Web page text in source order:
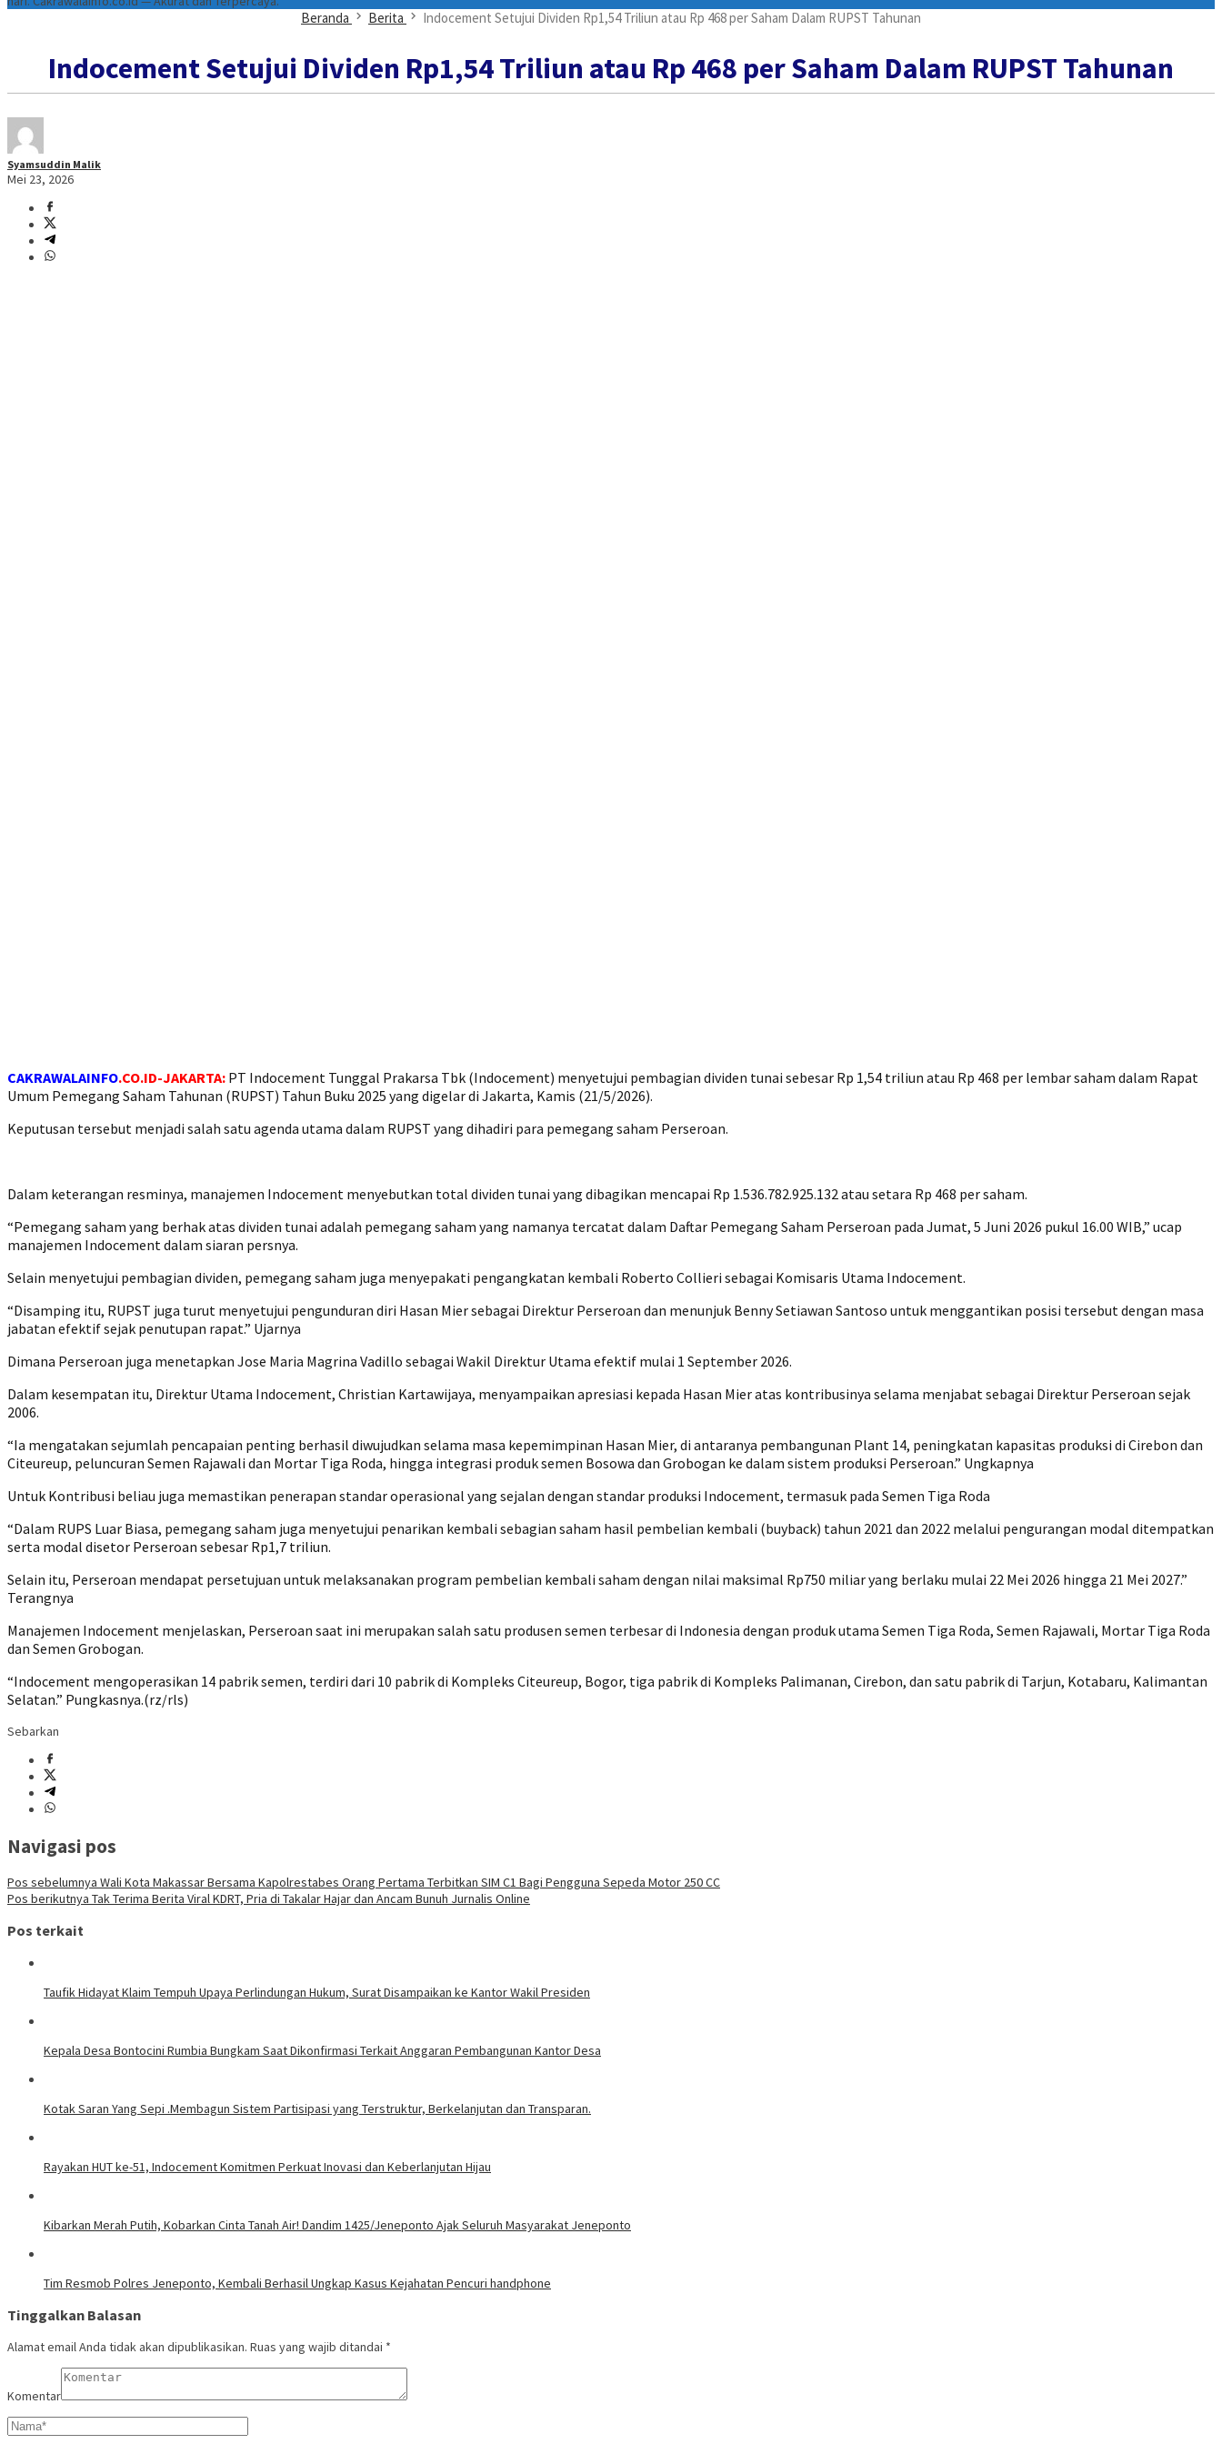
Beranda Berita Indocement Setujui Dividen Rp1,54 Triliun atau Rp 468 per Saham Dalam RUPST Tahunan
Indocement Setujui Dividen Rp1,54 Triliun atau Rp 468 per Saham Dalam RUPST Tahunan
Syamsuddin Malik
Mei 23, 2026
CAKRAWALAINFO.CO.ID-JAKARTA: PT Indocement Tunggal Prakarsa Tbk (Indocement) menyetujui pembagian dividen tunai sebesar Rp 1,54 triliun atau Rp 468 per lembar saham dalam Rapat
Umum Pemegang Saham Tahunan (RUPST) Tahun Buku 2025 yang digelar di Jakarta, Kamis (21/5/2026).
Keputusan tersebut menjadi salah satu agenda utama dalam RUPST yang dihadiri para pemegang saham Perseroan.
Dalam keterangan resminya, manajemen Indocement menyebutkan total dividen tunai yang dibagikan mencapai Rp 1.536.782.925.132 atau setara Rp 468 per saham.
“Pemegang saham yang berhak atas dividen tunai adalah pemegang saham yang namanya tercatat dalam Daftar Pemegang Saham Perseroan pada Jumat, 5 Juni 2026 pukul 16.00 WIB,” ucap
manajemen Indocement dalam siaran persnya.
Selain menyetujui pembagian dividen, pemegang saham juga menyepakati pengangkatan kembali Roberto Collieri sebagai Komisaris Utama Indocement.
“Disamping itu, RUPST juga turut menyetujui pengunduran diri Hasan Mier sebagai Direktur Perseroan dan menunjuk Benny Setiawan Santoso untuk menggantikan posisi tersebut dengan masa
jabatan efektif sejak penutupan rapat.” Ujarnya
Dimana Perseroan juga menetapkan Jose Maria Magrina Vadillo sebagai Wakil Direktur Utama efektif mulai 1 September 2026.
Dalam kesempatan itu, Direktur Utama Indocement, Christian Kartawijaya, menyampaikan apresiasi kepada Hasan Mier atas kontribusinya selama menjabat sebagai Direktur Perseroan sejak
2006.
“Ia mengatakan sejumlah pencapaian penting berhasil diwujudkan selama masa kepemimpinan Hasan Mier, di antaranya pembangunan Plant 14, peningkatan kapasitas produksi di Cirebon dan
Citeureup, peluncuran Semen Rajawali dan Mortar Tiga Roda, hingga integrasi produk semen Bosowa dan Grobogan ke dalam sistem produksi Perseroan.” Ungkapnya
Untuk Kontribusi beliau juga memastikan penerapan standar operasional yang sejalan dengan standar produksi Indocement, termasuk pada Semen Tiga Roda
“Dalam RUPS Luar Biasa, pemegang saham juga menyetujui penarikan kembali sebagian saham hasil pembelian kembali (buyback) tahun 2021 dan 2022 melalui pengurangan modal ditempatkan
serta modal disetor Perseroan sebesar Rp1,7 triliun.
Selain itu, Perseroan mendapat persetujuan untuk melaksanakan program pembelian kembali saham dengan nilai maksimal Rp750 miliar yang berlaku mulai 22 Mei 2026 hingga 21 Mei 2027.”
Terangnya
Manajemen Indocement menjelaskan, Perseroan saat ini merupakan salah satu produsen semen terbesar di Indonesia dengan produk utama Semen Tiga Roda, Semen Rajawali, Mortar Tiga Roda
dan Semen Grobogan.
“Indocement mengoperasikan 14 pabrik semen, terdiri dari 10 pabrik di Kompleks Citeureup, Bogor, tiga pabrik di Kompleks Palimanan, Cirebon, dan satu pabrik di Tarjun, Kotabaru, Kalimantan
Selatan.” Pungkasnya.(rz/rls)
Sebarkan
Navigasi pos
Pos sebelumnya Wali Kota Makassar Bersama Kapolrestabes Orang Pertama Terbitkan SIM C1 Bagi Pengguna Sepeda Motor 250 CC
Pos berikutnya Tak Terima Berita Viral KDRT, Pria di Takalar Hajar dan Ancam Bunuh Jurnalis Online
Pos terkait
Taufik Hidayat Klaim Tempuh Upaya Perlindungan Hukum, Surat Disampaikan ke Kantor Wakil Presiden
Kepala Desa Bontocini Rumbia Bungkam Saat Dikonfirmasi Terkait Anggaran Pembangunan Kantor Desa
Kotak Saran Yang Sepi .Membagun Sistem Partisipasi yang Terstruktur, Berkelanjutan dan Transparan.
Rayakan HUT ke-51, Indocement Komitmen Perkuat Inovasi dan Keberlanjutan Hijau
Kibarkan Merah Putih, Kobarkan Cinta Tanah Air! Dandim 1425/Jeneponto Ajak Seluruh Masyarakat Jeneponto
Tim Resmob Polres Jeneponto, Kembali Berhasil Ungkap Kasus Kejahatan Pencuri handphone
Tinggalkan Balasan
Alamat email Anda tidak akan dipublikasikan. Ruas yang wajib ditandai *
Komentar